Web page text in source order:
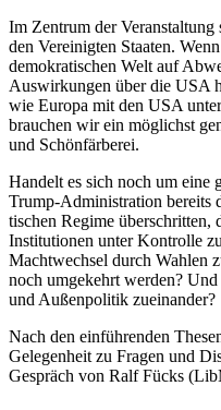
Im Zentrum der
den Verei­nigten Staaten.
demokra­ti­schen Welt auf
Auswir­kungen über die USA
wie Europa mit den USA
brauchen wir ein möglichst
und Schönfärberei.
Handelt es sich noch um eine
Trump-Adminis­tration bereits
ti­schen Regime überschritten,
Insti­tu­tionen unter Kontrolle
Macht­wechsel durch Wahlen
noch umgekehrt werden?
und Außen­po­litik zueinander?
Nach den einfüh­renden
Gelegenheit zu Fragen und
Gespräch von Ralf Fücks